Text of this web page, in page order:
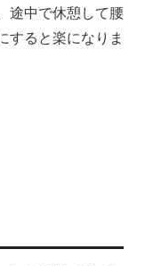
途中で休憩して腰
すると楽になりま